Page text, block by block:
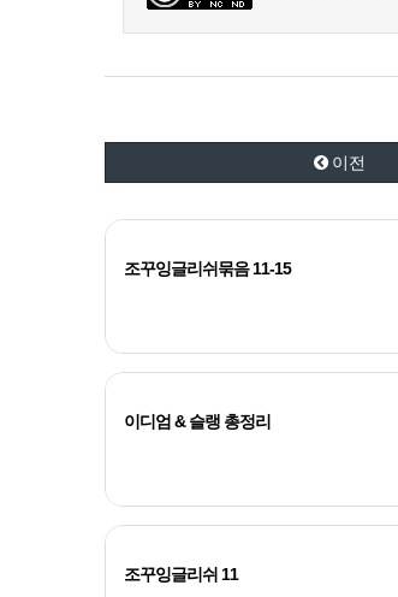
이전
조꾸잉글리쉬묶음 11-15
이디엄 & 슬랭 총정리
조꾸잉글리쉬 11